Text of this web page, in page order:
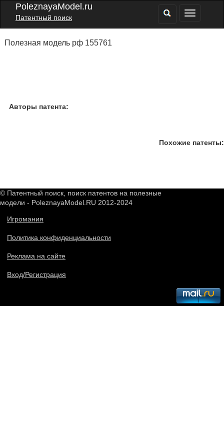
PoleznayaModel.ru
Патентный поиск
Полезная модель рф 155761
Авторы патента:
Похожие патенты:
© Патентный поиск, поиск патентов на полезные
модели - PoleznayaModel.RU 2012-2024
Игромания
Политика конфиденциальности
Реклама на сайте
Вход/Регистрация